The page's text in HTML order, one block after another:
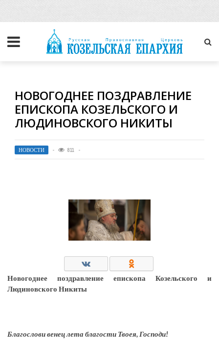
НОВОГОДНЕЕ ПОЗДРАВЛЕНИЕ
ЕПИСКОПА КОЗЕЛЬСКОГО И
ЛЮДИНОВСКОГО НИКИТЫ
НОВОСТИ 811
Новогоднее поздравление епископа Козельского и
Людиновского Никиты
Благослови венец лета благости Твоея, Господи!